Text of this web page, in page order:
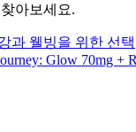
아보세요.
과 웰빙을 위한 선택
Glow 70mg +